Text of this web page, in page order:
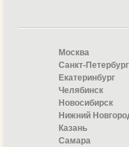
Москва
Санкт-Петербург
Екатеринбург
Челябинск
Новосибирск
Нижний
Казань
Самара